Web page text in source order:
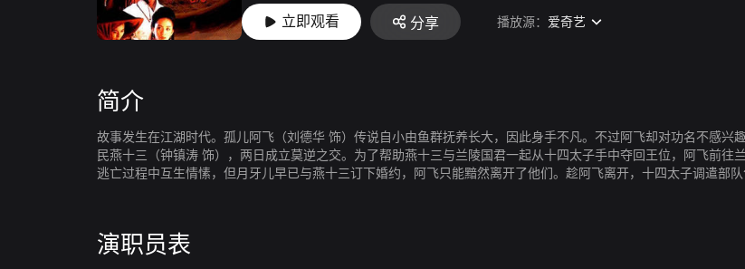
立即观看 分享 播放源： 爱奇艺
简介
故事发生在江湖时代。孤儿阿飞（刘德华 饰）传说自小由鱼群抚养长大，因此身手不凡。不过阿飞却对功名不感兴
民燕十三（钟镇涛 饰），两日成立莫逆之交。为了帮助燕十三与兰陵国君一起从十四太子手中夺回王位，阿飞前
逃亡过程中互生情愫，但月牙儿早已与燕十三订下婚约，阿飞只能黯然离开了他们。趁阿飞离开，十四太子调遣部队
演职员表